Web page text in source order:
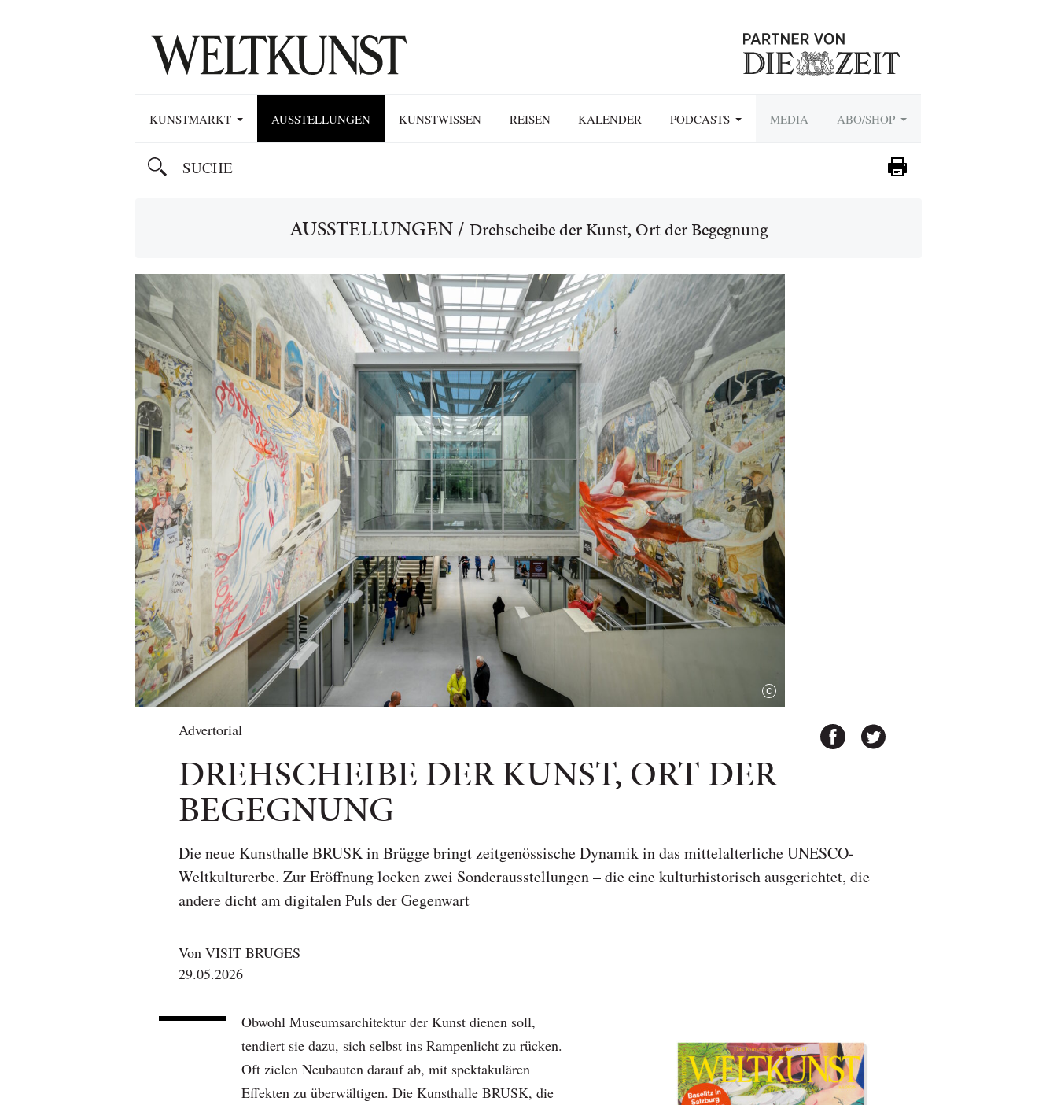
KUNSTMARKT AUSSTELLUNGEN KUNSTWISSEN REISEN KALENDER PODCASTS MEDIA ABO/SHOP
AUSSTELLUNGEN/ Drehscheibe der Kunst, Ort der Begegnung
Advertorial
DREHSCHEIBE DER KUNST, ORT DER
BEGEGNUNG
Die neue Kunsthalle BRUSK in Brügge bringt zeitgenössische Dynamik in das mittelalterliche UNESCO-
Weltkulturerbe. Zur Eröffnung locken zwei Sonderausstellungen – die eine kulturhistorisch ausgerichtet, die
andere dicht am digitalen Puls der Gegenwart
Von VISIT BRUGES
29.05.2026
Obwohl Museumsarchitektur der Kunst dienen soll,
tendiert sie dazu, sich selbst ins Rampenlicht zu rücken.
Oft zielen Neubauten darauf ab, mit spektakulären
Effekten zu überwältigen. Die Kunsthalle BRUSK, die